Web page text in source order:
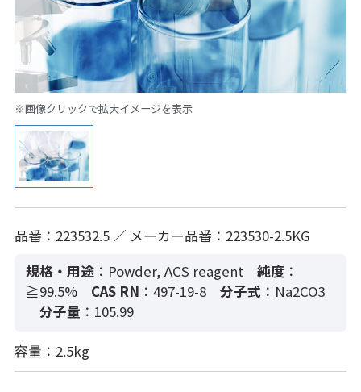
※画像クリックで拡大イメージを表示
品番：223532.5 ／ メーカー品番：223530-2.5KG
規格・用途 ：Powder, ACS reagent 純度：
≧99.5%
CAS RN ：497-19-8 分子式 ：Na2CO3
分子量 ：105.99
容量：2.5kg